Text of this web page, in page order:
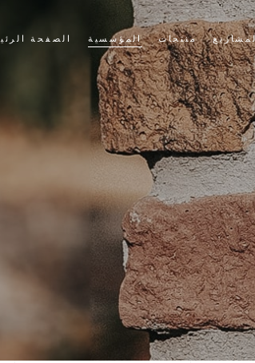
الصفحة المؤسسية
قصتنا
قيمنا
سياسة الجودة لدينا
التطبيقات
الشهادات
أخبار وأحداث
بيع
أشرطة فيديو
منتجات
حجر الثقافة
الطوب الثقافي